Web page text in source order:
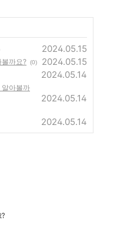
2024.05.15
까요? (0) 2024.05.15
2024.05.14
알아볼까
2024.05.14
2024.05.14
?